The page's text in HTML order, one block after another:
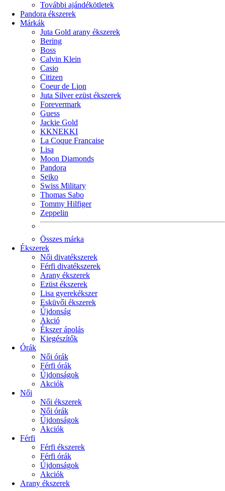
További ajándékötletek
Pandora ékszerek
Márkák
Juta Gold arany ékszerek
Bering
Boss
Calvin Klein
Casio
Citizen
Coeur de Lion
Juta Silver ezüst ékszerek
Forevermark
Guess
Jackie Gold
KKNEKKI
La Coque Francaise
Lisa
Moon Diamonds
Pandora
Seiko
Swiss Military
Thomas Sabo
Tommy Hilfiger
Zeppelin
Összes márka
Ékszerek
Női divatékszerek
Férfi divatékszerek
Arany ékszerek
Ezüst ékszerek
Lisa gyerekékszer
Esküvői ékszerek
Újdonság
Akció
Ékszer ápolás
Kiegészítők
Órák
Női órák
Férfi órák
Újdonságok
Akciók
Női
Női ékszerek
Női órák
Újdonságok
Akciók
Férfi
Férfi ékszerek
Férfi órák
Újdonságok
Akciók
Arany ékszerek